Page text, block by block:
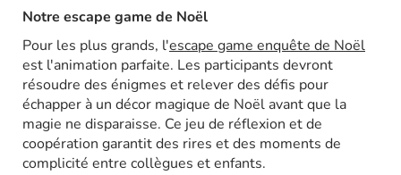
Notre escape game de Noël
Pour les plus grands, l'escape game enquête de Noël
est l'animation parfaite. Les participants devront
résoudre des énigmes et relever des défis pour
échapper à un décor magique de Noël avant que la
magie ne disparaisse. Ce jeu de réflexion et de
coopération garantit des rires et des moments de
complicité entre collègues et enfants.